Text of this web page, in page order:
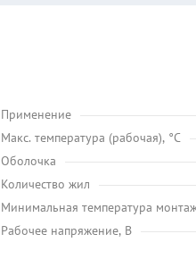
Применение
Maкс. температура (рабочая), °C
Оболочка
Количество жил
Минимальная температура
Рабочее напряжение, В